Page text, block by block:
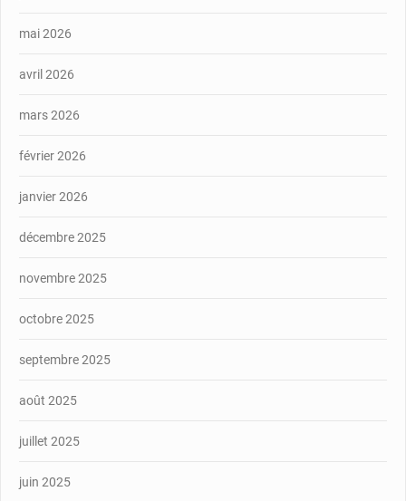
mai 2026
avril 2026
mars 2026
février 2026
janvier 2026
décembre 2025
novembre 2025
octobre 2025
septembre 2025
août 2025
juillet 2025
juin 2025